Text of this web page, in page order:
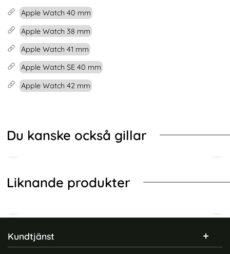
Apple Watch 40 mm
Apple Watch 38 mm
Apple Watch 41 mm
Apple Watch SE 40 mm
Apple Watch 42 mm
Du kanske också gillar
Liknande produkter
Sidfot Blandad info och länkar
Kundtjänst